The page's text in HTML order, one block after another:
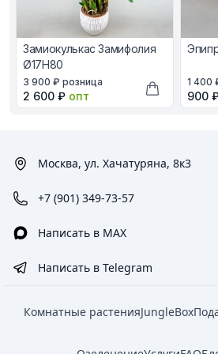
Замиокулькас Замифолия
Ø17H80
В наличии, цена в рублях
3 900 ₽ розница
Оптовая цена в рублях
2 600 ₽ опт
Добавить
В
1 400
900
Москва, ул. Хачатуряна, 8к3
+7 (901) 349-73-57
Написать в MAX
Написать в Telegram
Комнатные растенияJungleBox